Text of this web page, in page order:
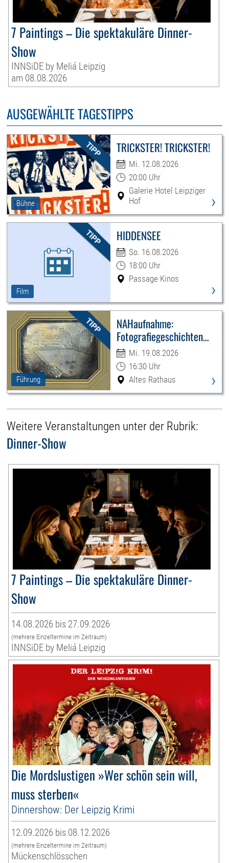
7 Paintings – Die spektakuläre Dinner-
Show
INNSiDE by Meliá Leipzig
am 08.08.2026
AUSGEWÄHLTE TAGESTIPPS
Bühne
TRICKSTER! TRICKSTER!
Mi. 12.08.2026
20:00 Uhr
Galerie Hotel Leipziger
Hof
›
Film
HIDDENSEE
So. 16.08.2026
18:00 Uhr
Passage Kinos
›
Führung
NAHaufnahme:
Fotografiegeschichten
Leipzigs
Mi. 19.08.2026
16:30 Uhr
Altes Rathaus
›
Weitere Veranstaltungen unter der Rubrik:
Dinner-Show
7 Paintings – Die spektakuläre Dinner-
Show
14.08.2026 bis 27.09.2026
(mehrere Einzeltermine im Zeitraum)
INNSiDE by Meliá Leipzig
Die Mordslustigen »Wer schön sein will,
muss sterben«
Dinnershow: Der Leipzig Krimi
12.09.2026 bis 08.12.2026
(mehrere Einzeltermine im Zeitraum)
Mückenschlösschen